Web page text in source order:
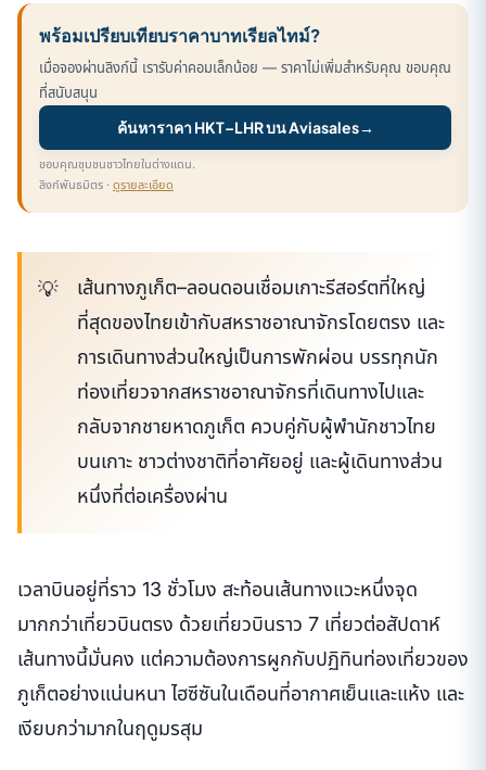
พร้อมเปรียบเทียบราคาบาทเรียลไทม์?
เมื่อจองผ่านลิงก์นี้ เรารับค่าคอมเล็กน้อย — ราคาไม่เพิ่มสำหรับคุณ ขอบคุณ
ที่สนับสนุน
ค้นหาราคา HKT–LHR บน Aviasales→
ขอบคุณชุมชนชาวไทยในต่างแดน.
ลิงก์พันธมิตร · ดูรายละเอียด
เส้นทางภูเก็ต–ลอนดอนเชื่อมเกาะรีสอร์ตที่ใหญ่
ที่สุดของไทยเข้ากับสหราชอาณาจักรโดยตรง และ
การเดินทางส่วนใหญ่เป็นการพักผ่อน บรรทุกนัก
ท่องเที่ยวจากสหราชอาณาจักรที่เดินทางไปและ
กลับจากชายหาดภูเก็ต ควบคู่กับผู้พำนักชาวไทย
บนเกาะ ชาวต่างชาติที่อาศัยอยู่ และผู้เดินทางส่วน
หนึ่งที่ต่อเครื่องผ่าน
เวลาบินอยู่ที่ราว 13 ชั่วโมง สะท้อนเส้นทางแวะหนึ่งจุด
มากกว่าเที่ยวบินตรง ด้วยเที่ยวบินราว 7 เที่ยวต่อสัปดาห์
เส้นทางนี้มั่นคง แต่ความต้องการผูกกับปฏิทินท่องเที่ยวของ
ภูเก็ตอย่างแน่นหนา ไฮซีซันในเดือนที่อากาศเย็นและแห้ง และ
เงียบกว่ามากในฤดูมรสุม